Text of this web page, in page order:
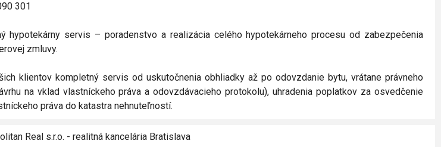
301
hypotekárny servis – poradenstvo a realizácia celého hypotekárneho procesu od zabezpečenia
zmluvy.
klientov kompletný servis od uskutočnenia obhliadky až po odovzdanie bytu, vrátane právneho
na vklad vlastníckeho práva a odovzdávacieho protokolu), uhradenia poplatkov za osvedčenie
práva do katastra nehnuteľností.
Real s.r.o. - realitná kancelária Bratislava